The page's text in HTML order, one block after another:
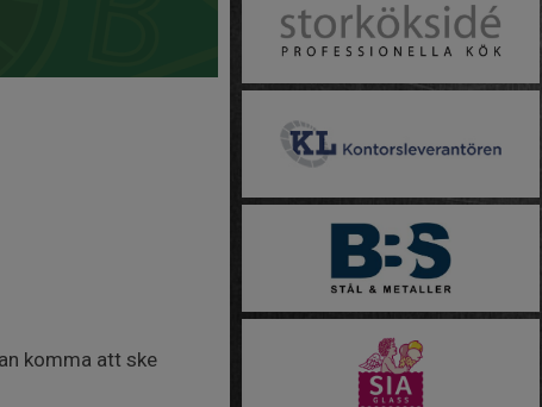
komma att ske